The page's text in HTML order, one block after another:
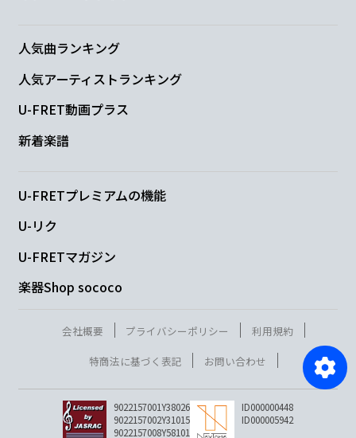
人気曲ランキング
人気アーティストランキング
U-FRET動画プラス
新着楽譜
U-FRETプレミアムの機能
U-リク
U-FRETマガジン
楽器Shop sococo
会社概要 プライバシーポリシー
利用規約
特商法に基づく表記
お問い合わせ
9022157001Y38026
9022157002Y31015
9022157008Y58101
ID000000448
ID000005942